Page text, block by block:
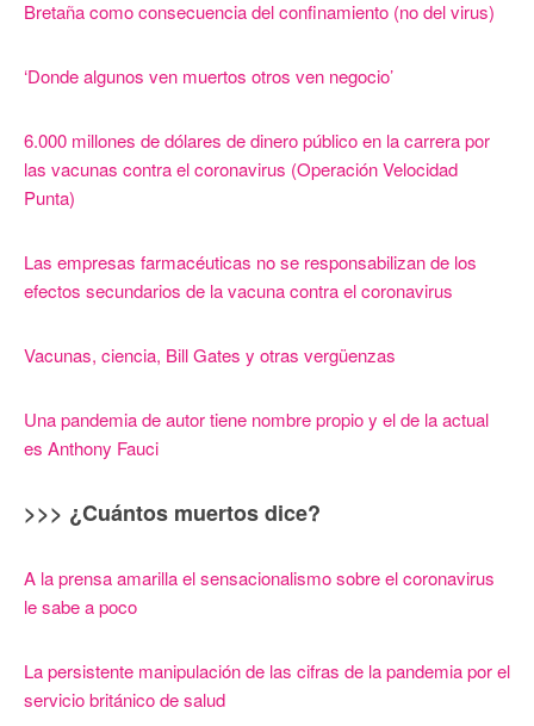
Bretaña como consecuencia del confinamiento (no del virus)
‘Donde algunos ven muertos otros ven negocio’
6.000 millones de dólares de dinero público en la carrera por
las vacunas contra el coronavirus (Operación Velocidad
Punta)
Las empresas farmacéuticas no se responsabilizan de los
efectos secundarios de la vacuna contra el coronavirus
Vacunas, ciencia, Bill Gates y otras vergüenzas
Una pandemia de autor tiene nombre propio y el de la actual
es Anthony Fauci
>>> ¿Cuántos muertos dice?
A la prensa amarilla el sensacionalismo sobre el coronavirus
le sabe a poco
La persistente manipulación de las cifras de la pandemia por el
servicio británico de salud